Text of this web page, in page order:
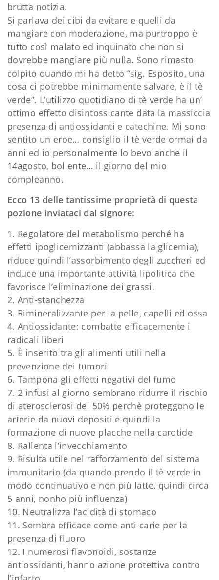
brutta notizia.
Si parlava dei cibi da evitare e quelli da
mangiare con moderazione, ma purtroppo è
tutto così malato ed inquinato che non si
dovrebbe mangiare più nulla. Sono rimasto
colpito quando mi ha detto “sig. Esposito, una
cosa ci potrebbe minimamente salvare, è il tè
verde”. L’utilizzo quotidiano di tè verde ha un’
ottimo effetto disintossicante data la massiccia
presenza di antiossidanti e catechine. Mi sono
sentito un eroe… consiglio il tè verde ormai da
anni ed io personalmente lo bevo anche il
14agosto, bollente… il giorno del mio
compleanno.
Ecco 13 delle tantissime proprietà di questa
pozione inviataci dal signore:
1. Regolatore del metabolismo perché ha
effetti ipoglicemizzanti (abbassa la glicemia),
riduce quindi l’assorbimento degli zuccheri ed
induce una importante attività lipolitica che
favorisce l’eliminazione dei grassi.
2. Anti-stanchezza
3. Rimineralizzante per la pelle, capelli ed ossa
4. Antiossidante: combatte efficacemente i
radicali liberi
5. È inserito tra gli alimenti utili nella
prevenzione dei tumori
6. Tampona gli effetti negativi del fumo
7. 2 infusi al giorno sembrano ridurre il rischio
di aterosclerosi del 50% perchè proteggono le
arterie da nuovi depositi e quindi la
formazione di nuove placche nella carotide
8. Rallenta l’invecchiamento
9. Risulta utile nel rafforzamento del sistema
immunitario (da quando prendo il tè verde in
modo continuativo e non più latte, quindi circa
5 anni, nonho più influenza)
10. Neutralizza l’acidità di stomaco
11. Sembra efficace come anti carie per la
presenza di fluoro
12. I numerosi flavonoidi, sostanze
antiossidanti, hanno azione protettiva contro